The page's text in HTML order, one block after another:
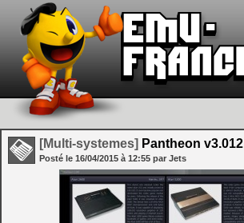
[Multi-systemes] Pantheon v3.012
Posté le 16/04/2015 à 12:55 par Jets